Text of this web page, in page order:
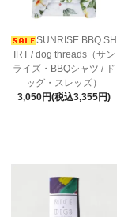
SUNRISE BBQ SH
IRT / dog threads（サン
ライズ・BBQシャツ / ド
ッグ・スレッズ）
3,050円(税込3,355円)